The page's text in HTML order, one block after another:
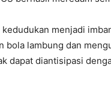
menjadi
bola lambung dan
dapat diantisipasi